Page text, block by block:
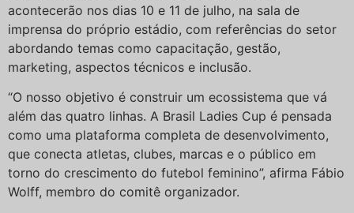
acontecerão nos dias 10 e 11 de julho, na sala de
imprensa do próprio estádio, com referências do setor
abordando temas como capacitação, gestão,
marketing, aspectos técnicos e inclusão.
“O nosso objetivo é construir um ecossistema que vá
além das quatro linhas. A Brasil Ladies Cup é pensada
como uma plataforma completa de desenvolvimento,
que conecta atletas, clubes, marcas e o público em
torno do crescimento do futebol feminino”, afirma Fábio
Wolff, membro do comitê organizador.